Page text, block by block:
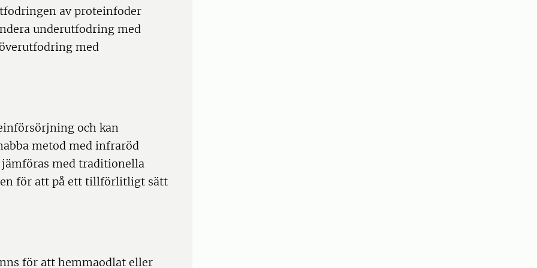
av proteinfoder
underutfodring med
med
och kan
metod med infraröd
med traditionella
för att på ett tillförlitligt sätt
för att hemmaodlat eller